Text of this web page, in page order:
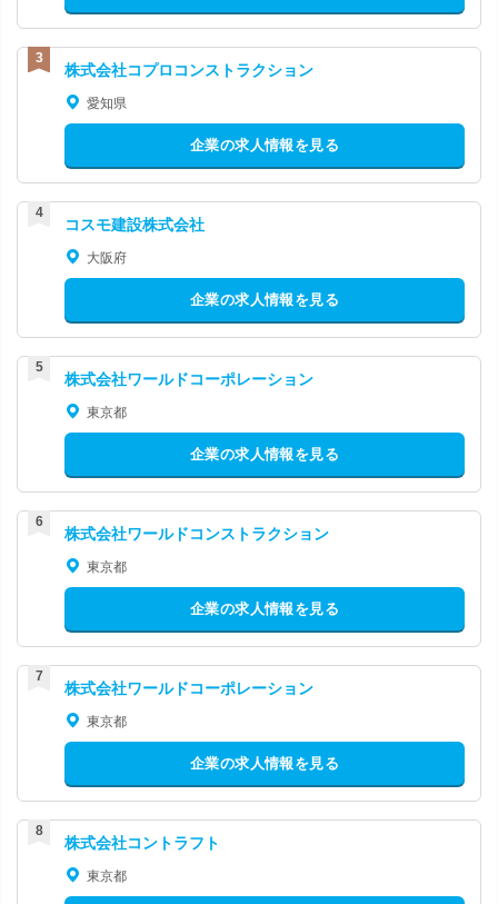
株式会社コプロコンストラクション
愛知県
企業の求人情報を見る
コスモ建設株式会社
大阪府
企業の求人情報を見る
株式会社ワールドコーポレーション
東京都
企業の求人情報を見る
株式会社ワールドコンストラクション
東京都
企業の求人情報を見る
株式会社ワールドコーポレーション
東京都
企業の求人情報を見る
株式会社コントラフト
東京都